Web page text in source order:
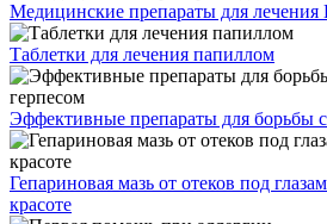
Медицинские препараты для
Таблетки для лечения папиллом
Эффективные препараты для борьбы
Гепариновая мазь от отеков под
красоте